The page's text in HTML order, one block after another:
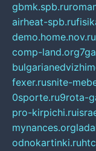
gbmk.spb.ru
airheat-spb.ru
demo.home.nov.ru
comp-land.org
fexer.rusnite-
0sporte.ru9rota-
pro-kirpichi.ru
mynances.org
odnokartinki.ru